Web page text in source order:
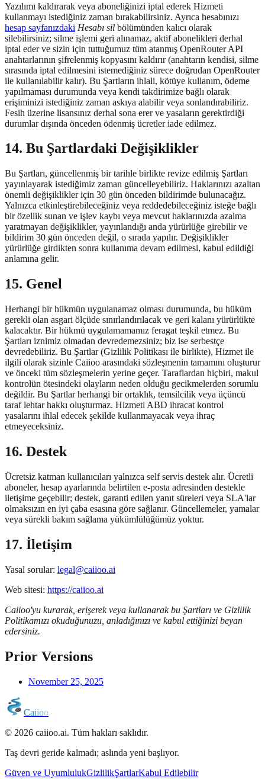
Yazılımı kaldırarak veya aboneliğinizi iptal ederek Hizmeti
kullanmayı istediğiniz zaman bırakabilirsiniz. Ayrıca hesabınızı
hesap sayfanızdaki Hesabı sil bölümünden kalıcı olarak
silebilirsiniz; silme işlemi geri alınamaz, aktif abonelikleri derhal
iptal eder ve sizin için tuttuğumuz tüm atanmış OpenRouter API
anahtarlarının şifrelenmiş kopyasını kaldırır (anahtarın kendisi, silme
sırasında iptal edilmesini istemediğiniz sürece doğrudan OpenRouter
ile kullanılabilir kalır). Bu Şartların ihlali, kötüye kullanım, ödeme
yapılmaması durumunda veya kendi takdirimize bağlı olarak
erişiminizi istediğiniz zaman askıya alabilir veya sonlandırabiliriz.
Fesih üzerine lisansınız derhal sona erer ve yasaların gerektirdiği
durumlar dışında önceden ödenmiş ücretler iade edilmez.
14. Bu Şartlardaki Değişiklikler
Bu Şartları, güncellenmiş bir tarihle birlikte revize edilmiş Şartları
yayınlayarak istediğimiz zaman güncelleyebiliriz. Haklarınızı azaltan
önemli değişiklikler için 30 gün önceden bildirimde bulunacağız.
Yalnızca etkinleştirebileceğiniz veya reddedebileceğiniz isteğe bağlı
bir özellik sunan ve işlev kaybı veya mevcut haklarınızda azalma
yaratmayan değişiklikler, yayınlandığı anda yürürlüğe girebilir ve
bildirim 30 gün önceden değil, o sırada yapılır. Değişiklikler
yürürlüğe girdikten sonra kullanıma devam edilmesi, kabul edildiği
anlamına gelir.
15. Genel
Herhangi bir hükmün uygulanamaz olması durumunda, bu hüküm
gerekli olan asgari ölçüde sınırlandırılacak ve geri kalanı yürürlükte
kalacaktır. Bir hükmü uygulamamamız feragat teşkil etmez. Bu
Şartları iznimiz olmadan devredemezsiniz; biz ise serbestçe
devredebiliriz. Bu Şartlar (Gizlilik Politikası ile birlikte), Hizmet ile
ilgili olarak sizinle Caiioo arasındaki sözleşmenin tamamını oluşturur
ve önceki tüm sözleşmelerin yerine geçer. Taraflardan hiçbiri, makul
kontrolün ötesindeki olayların neden olduğu gecikmelerden sorumlu
değildir. Bu Şartlar herhangi bir ortaklık, temsilcilik veya üçüncü
taraf lehtar hakkı oluşturmaz. Hizmeti ABD ihracat kontrol
yasalarını ihlal edecek şekilde kullanmayacak veya ihraç
etmeyeceksiniz.
16. Destek
Ücretsiz katman kullanıcıları yalnızca self servis destek alır. Ücretli
aboneler, hesap ayarlarında belirtilen e-posta adresinden destekle
iletişime geçebilir; destek, garanti edilen yanıt süreleri veya SLA'lar
olmaksızın en iyi çaba esasına göre sağlanır. Güncellemeler, yamalar
veya sürekli bakım sağlama yükümlülüğümüz yoktur.
17. İletişim
Yasal sorular: legal@caiioo.ai
Web sitesi: https://caiioo.ai
Caiioo'yu kurarak, erişerek veya kullanarak bu Şartları ve Gizlilik
Politikamızı okuduğunuzu, anladığınızı ve kabul ettiğinizi beyan
edersiniz.
Prior Versions
November 25, 2025
Caiioo
© 2026 caiioo.ai. Tüm hakları saklıdır.
Taş devri geride kalmadı; aslında yeni başlıyor.
Güven ve UyumlulukGizlilikŞartlarKabul Edilebilir